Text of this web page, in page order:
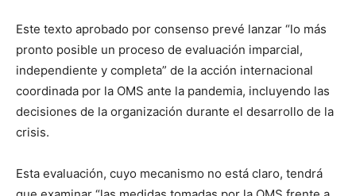
Este texto aprobado por consenso prevé lanzar “lo más
pronto posible un proceso de evaluación imparcial,
independiente y completa” de la acción internacional
coordinada por la OMS ante la pandemia, incluyendo las
decisiones de la organización durante el desarrollo de la
crisis.
Esta evaluación, cuyo mecanismo no está claro, tendrá